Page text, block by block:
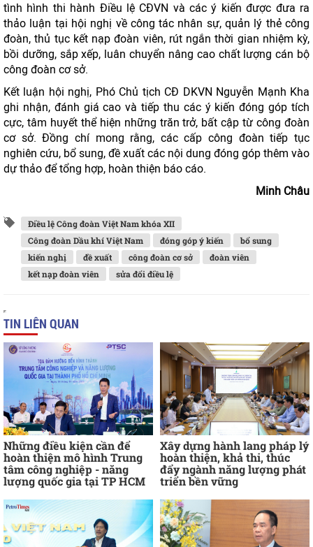
tình hình thi hành Điều lệ CĐVN và các ý kiến được đưa ra
thảo luận tại hội nghị về công tác nhân sự, quản lý thẻ công
đoàn, thủ tục kết nạp đoàn viên, rút ngắn thời gian nhiệm kỳ,
bồi dưỡng, sắp xếp, luân chuyển nâng cao chất lượng cán bộ
công đoàn cơ sở.
Kết luận hội nghị, Phó Chủ tịch CĐ DKVN Nguyễn Mạnh Kha
ghi nhận, đánh giá cao và tiếp thu các ý kiến đóng góp tích
cực, tâm huyết thể hiện những trăn trở, bất cập từ công đoàn
cơ sở. Đồng chí mong rằng, các cấp công đoàn tiếp tục
nghiên cứu, bổ sung, đề xuất các nội dung đóng góp thêm vào
dự thảo để tổng hợp, hoàn thiện báo cáo.
Minh Châu
Điều lệ Công đoàn Việt Nam khóa XII
Công đoàn Dầu khí Việt Nam
đóng góp ý kiến
bổ sung
kiến nghị
đề xuất công đoàn cơ sở
đoàn viên
kết nạp đoàn viên
sửa đổi điều lệ
TIN LIÊN QUAN
Những điều kiện cần để
hoàn thiện mô hình Trung
tâm công nghiệp - năng
lượng quốc gia tại TP HCM
Xây dựng hành lang pháp lý
hoàn thiện, khả thi, thúc
đẩy ngành năng lượng phát
triển bền vững